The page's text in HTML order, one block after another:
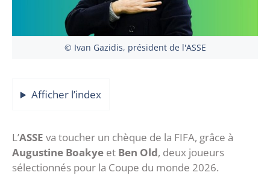
© Ivan Gazidis, président de l'ASSE
Afficher l’index
L’ASSE va toucher un chèque de la FIFA, grâce à
Augustine Boakye et Ben Old, deux joueurs
sélectionnés pour la Coupe du monde 2026.